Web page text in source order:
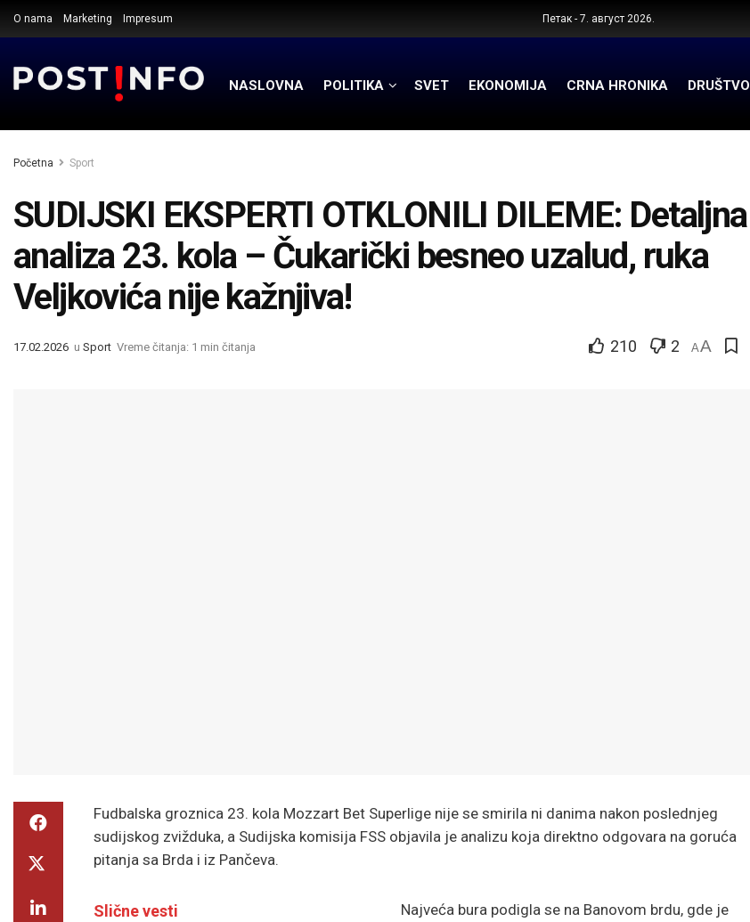
O nama Marketing Impresum Петак - 7. август 2026.
NASLOVNA POLITIKA SVET EKONOMIJA CRNA HRONIKA DRUŠTVO
Početna Sport
SUDIJSKI EKSPERTI OTKLONILI DILEME: Detaljna
analiza 23. kola – Čukarički besneo uzalud, ruka
Veljkovića nije kažnjiva!
17.02.2026 u Sport Vreme čitanja: 1 min čitanja 210 2 AA
Fudbalska groznica 23. kola Mozzart Bet Superlige nije se smirila ni danima nakon poslednjeg
sudijskog zvižduka, a Sudijska komisija FSS objavila je analizu koja direktno odgovara na goruća
pitanja sa Brda i iz Pančeva.
Slične vesti
Najveća bura podigla se na Banovom brdu, gde je